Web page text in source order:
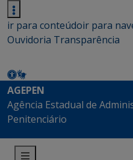
ir para conteúdoir para
Ouvidoria Transparência
AGEPEN
Agência Estadual de
Penitenciário